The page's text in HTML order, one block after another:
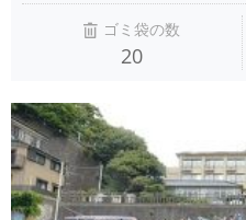
ゴミ袋の数
20